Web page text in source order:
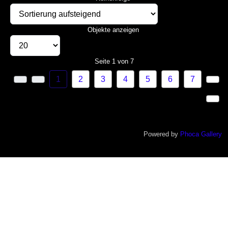
Objekte anzeigen
Seite 1 von 7
1 2 3 4 5 6 7
Powered by Phoca Gallery